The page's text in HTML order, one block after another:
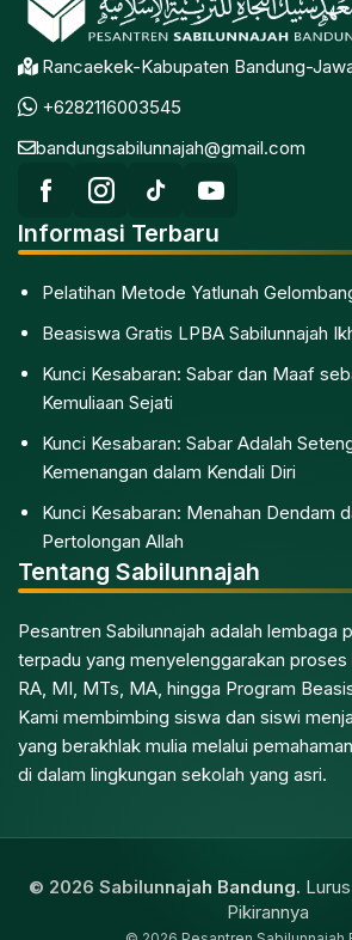
Rancaekek-Kabupaten Bandung-
+6282116003545
bandungsabilunnajah@gmail.com
Informasi Terbaru
Pelatihan Metode Yatlunah
Beasiswa Gratis LPBA Sabilunnajah
Kunci Kesabaran: Sabar dan Maaf
Kemuliaan Sejati
Kunci Kesabaran: Sabar Adalah
Kemenangan dalam Kendali Diri
Kunci Kesabaran: Menahan Dendam
Pertolongan Allah
Tentang Sabilunnajah
Pesantren Sabilunnajah adalah lembaga
terpadu yang menyelenggarakan proses
RA, MI, MTs, MA, hingga Program
Kami membimbing siswa dan siswi
yang berakhlak mulia melalui
di dalam lingkungan sekolah yang asri.
© 2026 Sabilunnajah Bandung.
Pikirannya